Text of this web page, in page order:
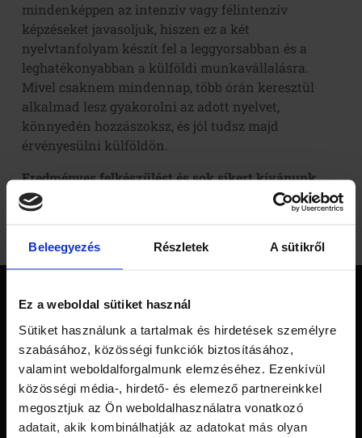
Beleegyezés Részletek A sütikről
Ez a weboldal sütiket használ
Sütiket használunk a tartalmak és hirdetések személyre
szabásához, közösségi funkciók biztosításához,
valamint weboldalforgalmunk elemzéséhez. Ezenkívül
közösségi média-, hirdető- és elemező partnereinkkel
megosztjuk az Ön weboldalhasználatra vonatkozó
adatait, akik kombinálhatják az adatokat más olyan
mindenképpen az intenzív vagy félintenzív
képzéseket javasoljuk, hiszen ez a két
nyelvtanfolyam készít fel a leggyorsabban és a
leghatékonyabban a külföldi munkavállalásra.
Mivel csaknem mindennap, több órán keresztül
alkalmad lesz gyakorolni az adott nyelvet,
könnyedén hozzászoksz, és jól tudsz majd
érvényesülni külföldön.
Eredményes felkészülést és sok sikert kívánunk
külföldi munkavállalásodhoz!
Főoldal
Rólunk
Tananyag
Nyelvvizsga
Szintfelmérő